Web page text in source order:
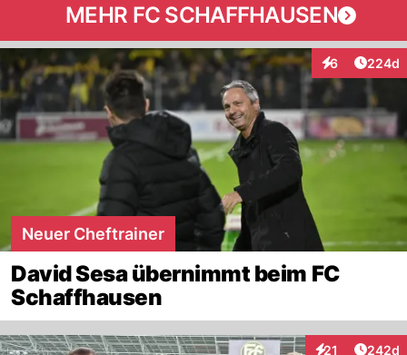
MEHR FC SCHAFFHAUSEN
6
Interaktionen
224d
Neuer Cheftrainer
David Sesa übernimmt beim FC
Schaffhausen
21 242d